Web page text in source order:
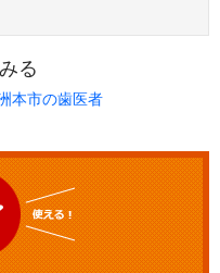
る
本市の歯医者